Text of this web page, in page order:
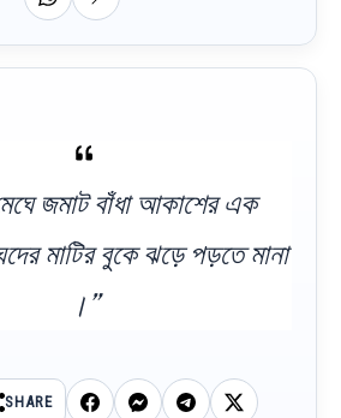
জমাট বাঁধা আকাশের এক
মাটির বুকে ঝড়ে পড়তে মানা
।”
SHARE